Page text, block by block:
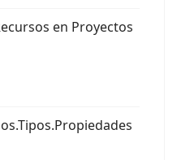
en Proyectos